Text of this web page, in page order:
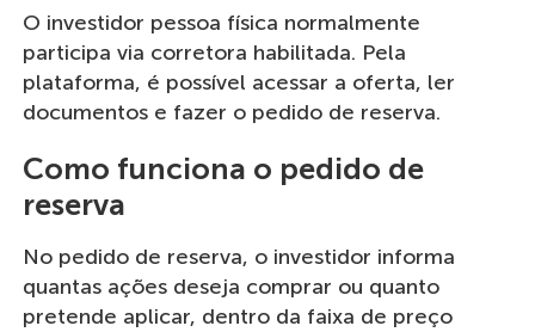
O investidor pessoa física normalmente
participa via corretora habilitada. Pela
plataforma, é possível acessar a oferta, ler
documentos e fazer o pedido de reserva.
Como funciona o pedido de
reserva
No pedido de reserva, o investidor informa
quantas ações deseja comprar ou quanto
pretende aplicar, dentro da faixa de preço